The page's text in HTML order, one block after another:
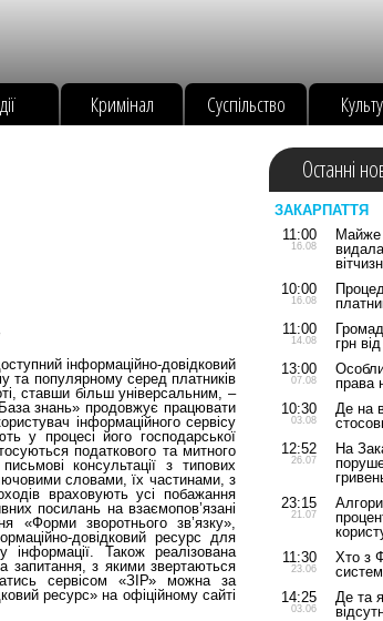
Кримінал Суспільство
інформаційно-довідковий
та популярному серед платників
ставши більш універсальним, –
знань» продовжує працювати
інформаційного сервісу
у процесі його господарської
податкового та митного
консультації з типових
словами, їх частинами, з
враховують усі побажання
посилань на взаємопов’язані
«Форми зворотнього зв’язку»,
довідковий ресурс для
інформації. Також реалізована
запитання, з якими звертаються
сервісом «ЗІР» можна за
ресурс» на офіційному сайті
Останні
ЗАКАРПАТТЯ
11:00
16.08
Майже
10:00
16.08
11:00
14.08
грн
13:00
07.08
права
10:30
03.08
Де на
12:52
26.07
На
23:15
21.07
11:30
23.06
Хто з
14:25
03.06
Де та